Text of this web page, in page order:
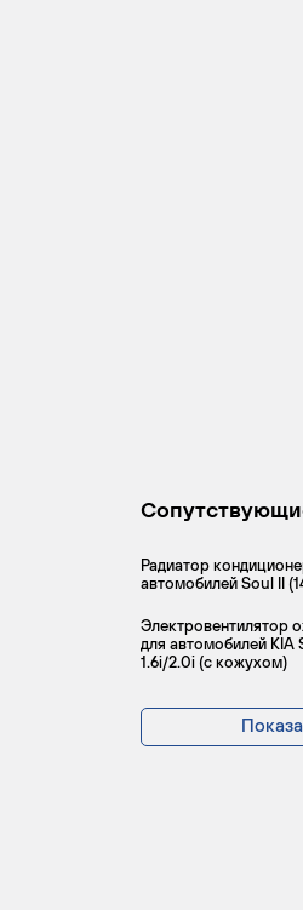
Радиатор
автомобилей Soul II
Электровентилятор
для автомобилей KIA
1.6i/2.0i (с кожухом)